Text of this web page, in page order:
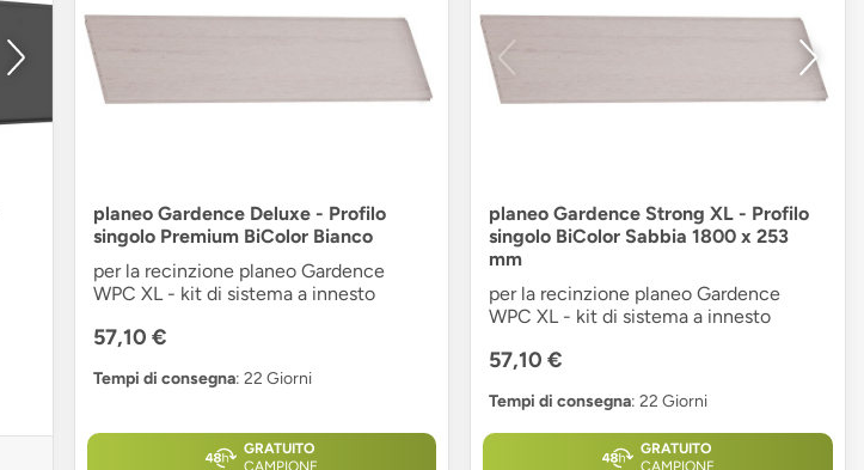
planeo Gardence Deluxe - Profilo
singolo Premium BiColor Bianco
per la recinzione planeo Gardence
WPC XL - kit di sistema a innesto
57,10 €
Tempi di consegna: 22 Giorni
GRATUITO
planeo Gardence Strong XL - Profilo
singolo BiColor Sabbia 1800 x 253
mm
per la recinzione planeo Gardence
WPC XL - kit di sistema a innesto
57,10 €
Tempi di consegna: 22 Giorni
GRATUITO